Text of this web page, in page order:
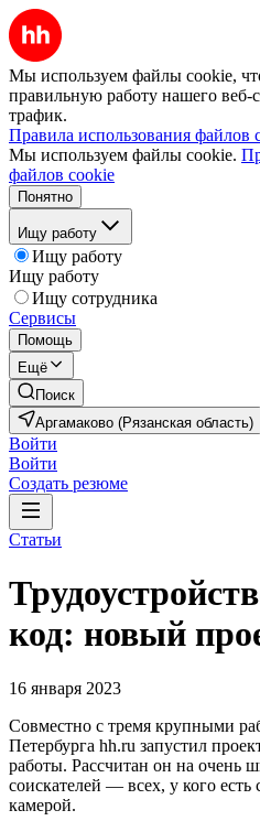
Мы используем файлы cookie,
правильную работу нашего веб-
трафик.
Правила использования файлов
Мы используем файлы cookie.
файлов cookie
Понятно
Ищу работу
Ищу работу
Ищу работу
Ищу сотрудника
Сервисы
Помощь
Ещё
Поиск
Аргамаково (Рязанская область)
Войти
Войти
Создать резюме
Статьи
код: новый
16 января 2023
Совместно с тремя крупными
Петербурга hh.ru запустил
работы. Рассчитан он на очень
соискателей — всех, у кого
камерой.